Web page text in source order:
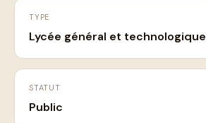
TYPE
Lycée général et technologique
STATUT
Public